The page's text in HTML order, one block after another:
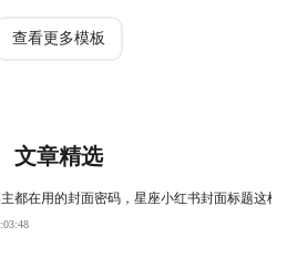
查看更多模板
文章精选
都在用的封面密码，星座小红书封面标题这样写